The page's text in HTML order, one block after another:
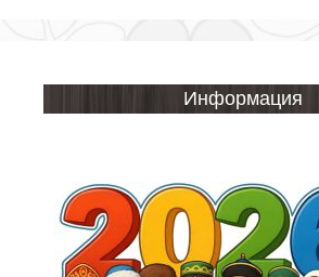
Информация